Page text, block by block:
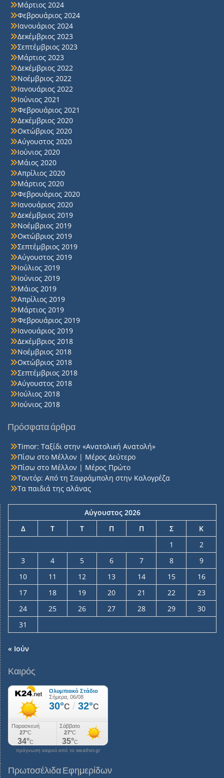
Μάρτιος 2024
Φεβρουάριος 2024
Ιανουάριος 2024
Δεκέμβριος 2023
Σεπτέμβριος 2023
Μάρτιος 2023
Δεκέμβριος 2022
Νοέμβριος 2022
Ιανουάριος 2022
Ιούνιος 2021
Φεβρουάριος 2021
Δεκέμβριος 2020
Οκτώβριος 2020
Αύγουστος 2020
Ιούνιος 2020
Μάιος 2020
Απρίλιος 2020
Μάρτιος 2020
Φεβρουάριος 2020
Ιανουάριος 2020
Δεκέμβριος 2019
Νοέμβριος 2019
Οκτώβριος 2019
Σεπτέμβριος 2019
Αύγουστος 2019
Ιούλιος 2019
Ιούνιος 2019
Μάιος 2019
Απρίλιος 2019
Μάρτιος 2019
Φεβρουάριος 2019
Ιανουάριος 2019
Δεκέμβριος 2018
Νοέμβριος 2018
Οκτώβριος 2018
Σεπτέμβριος 2018
Αύγουστος 2018
Ιούλιος 2018
Ιούνιος 2018
Πρόσφατα άρθρα
Timor: Ταξίδι στην «Ανατολική Ανατολή»
Πίσω στο Μέλλον | Μέρος Δεύτερο
Πίσω στο Μέλλον | Μέρος Πρώτο
Τοντόρ: Από τη Σαφράμπολη στην Καλογρέζα
Τα παιδιά της αλάνας
Αύγουστος 2026
Δ
Τ Τ Π Π Σ
Κ
1
2
3
4 5 6 7 8
9
10
11 12 13 14 15
16
17
18 19 20 21 22
23
24
25 26 27 28 29
30
31
« Ιούν
Καιρός
πρόγνωση καιρού από το weather.gr
Πρωτοσέλιδα Εφημερίδων